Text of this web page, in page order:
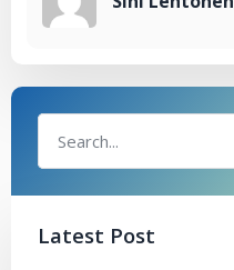
Latest Post